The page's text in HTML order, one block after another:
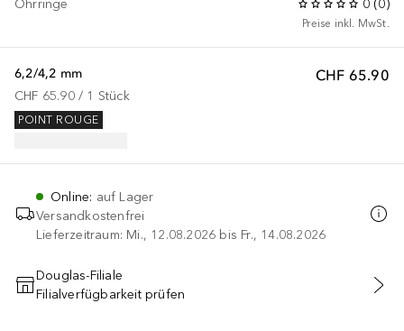
Ohrringe 0 (0)
Preise inkl. MwSt.
CHF 65.90
6,2/4,2 mm
CHF 65.90 / 1 Stück
POINT ROUGE
Online: auf Lager
Versandkostenfrei
Lieferzeitraum: Mi., 12.08.2026 bis Fr., 14.08.2026
IN DEN WARENKORB
Douglas-Filiale
Filialverfügbarkeit prüfen